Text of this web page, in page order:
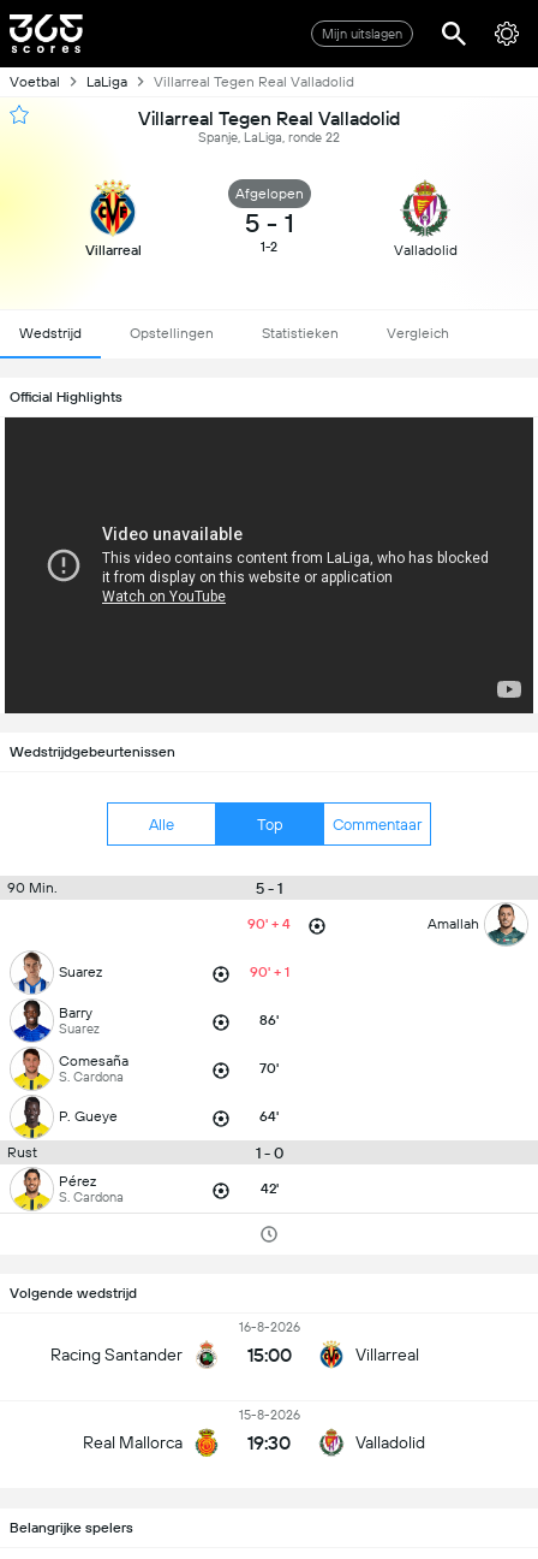
Mijn uitslagen
Voetbal LaLiga Villarreal Tegen Real Valladolid
Villarreal Tegen Real Valladolid
Spanje, LaLiga, ronde 22
Villarreal
Afgelopen
5 - 1
1-2 Valladolid
Wedstrijd Opstellingen Statistieken Vergleich
Official Highlights
Wedstrijdgebeurtenissen
Alle Top Commentaar
90 Min. 5 - 1
90' + 4 Amallah
Suarez 90' + 1
Barry
Suarez 86'
Comesaña
S. Cardona 70'
P. Gueye 64'
Rust 1 - 0
Pérez
S. Cardona 42'
Volgende wedstrijd
Racing Santander
16-8-2026
15:00 Villarreal
Real Mallorca
15-8-2026
19:30 Valladolid
Belangrijke spelers